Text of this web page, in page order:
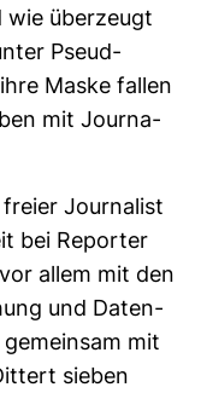
wie über­zeugt
Pseud­
Maske fallen
mit Jour­na­
Jour­na­list
bei Reporter
allem mit den
und Daten­
mit
sieben